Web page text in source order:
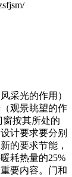
采光的作用）
观景眺望的作
按其所处的
计要求要分别
的要求节能，
耗热量的25%
要内容。门和